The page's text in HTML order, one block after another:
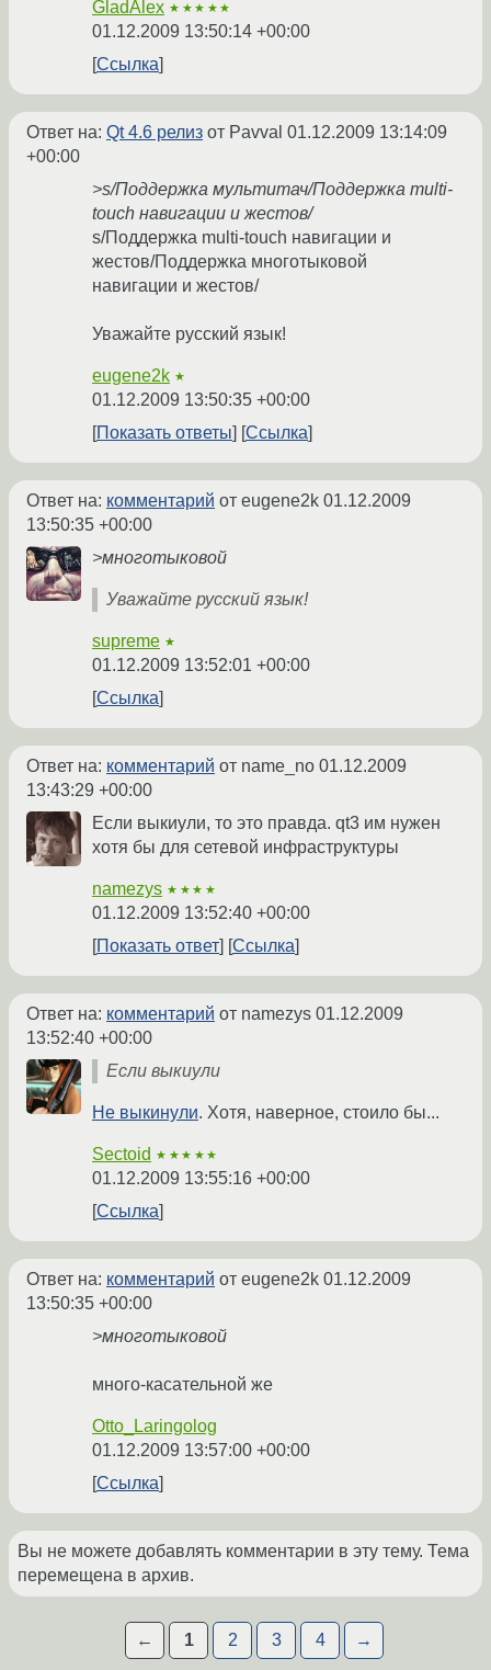
GladAlex ★★★★★
01.12.2009 13:50:14 +00:00
Ссылка
Ответ на: Qt 4.6 релиз от Pavval 01.12.2009 13:14:09
+00:00
>s/Поддержка мультитач/Поддержка multi-
touch навигации и жестов/
s/Поддержка multi-touch навигации и
жестов/Поддержка многотыковой
навигации и жестов/
Уважайте русский язык!
eugene2k ★
01.12.2009 13:50:35 +00:00
Показать ответы
Ссылка
Ответ на: комментарий от eugene2k 01.12.2009
13:50:35 +00:00
>многотыковой
Уважайте русский язык!
supreme ★
01.12.2009 13:52:01 +00:00
Ссылка
Ответ на: комментарий от name_no 01.12.2009
13:43:29 +00:00
Если выкиули, то это правда. qt3 им нужен
хотя бы для сетевой инфраструктуры
namezys ★★★★
01.12.2009 13:52:40 +00:00
Показать ответ
Ссылка
Ответ на: комментарий от namezys 01.12.2009
13:52:40 +00:00
Если выкиули
Не выкинули. Хотя, наверное, стоило бы...
Sectoid ★★★★★
01.12.2009 13:55:16 +00:00
Ссылка
Ответ на: комментарий от eugene2k 01.12.2009
13:50:35 +00:00
>многотыковой
много-касательной же
Otto_Laringolog
01.12.2009 13:57:00 +00:00
Ссылка
Вы не можете добавлять комментарии в эту тему. Тема
перемещена в архив.
← 1 2 3 4 →